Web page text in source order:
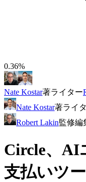
0.36%
Nate Kostar著ライター
Nate Kostar著ライ
Robert Lakin監修編
Circle、AI
支払いツ